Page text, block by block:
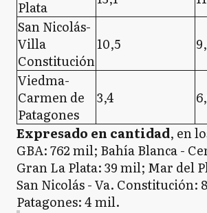
Plata
San Nicolás-
Villa
Constitución
10,5
Viedma-
Carmen de
Patagones
3,4
Expresado en cantidad, en
GBA: 762 mil; Bahía Blanca -
Gran La Plata: 39 mil; Mar del
San Nicolás - Va. Constitución:
Patagones: 4 mil.